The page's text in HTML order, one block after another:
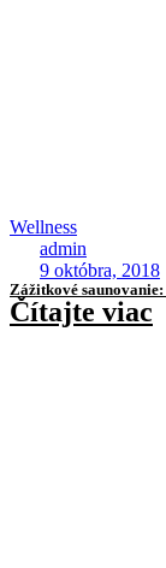
Wellness
admin
9 októbra, 2018
Zážitkové
Čítajte viac